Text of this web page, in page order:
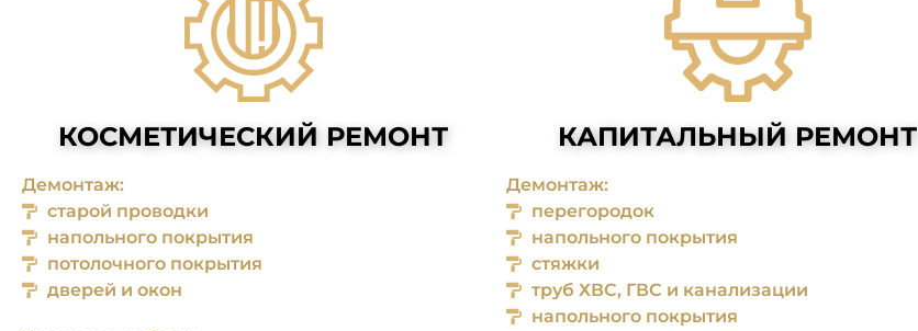
КОСМЕТИЧЕСКИЙ РЕМОНТ
Демонтаж:
старой проводки
напольного покрытия
потолочного покрытия
дверей и окон
КАПИТАЛЬНЫЙ РЕМОНТ
Демонтаж:
перегородок
напольного покрытия
стяжки
труб ХВС, ГВС и канализации
напольного покрытия